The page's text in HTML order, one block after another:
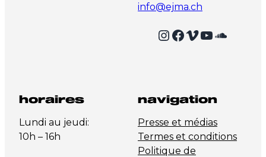
info@ejma.ch
InstagramFacebook Vimeo YouTube SoundCloud
horaires
Lundi au jeudi:
10h – 16h
navigation
Presse et médias
Termes et conditions
Politique de